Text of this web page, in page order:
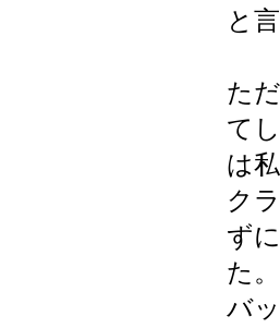
と
た
て
は
ク
ず
た
バ